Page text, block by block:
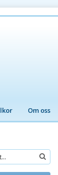
Om oss